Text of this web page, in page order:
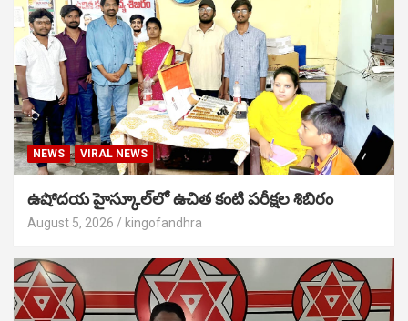
NEWS VIRAL NEWS
ఉషోదయ హైస్కూల్‌లో ఉచిత కంటి పరీక్షల శిబిరం
August 5, 2026 kingofandhra